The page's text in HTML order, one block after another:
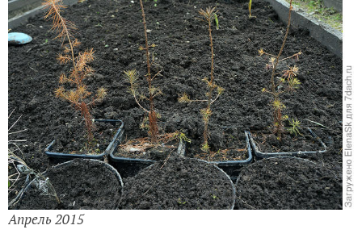
Апрель 2015